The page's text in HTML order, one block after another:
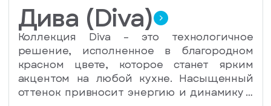
Дива (Diva)
Коллекция Diva – это технологичное
решение, исполненное в благородном
красном цвете, которое станет ярким
акцентом на любой кухне. Насыщенный
оттенок привносит энергию и динамику в